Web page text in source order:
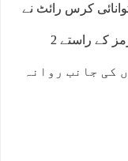
کرس رائٹ نے
کہا ہے کہ 24 گھنٹوں کے دوران آبنائے ہرمز کے راستے 2
کی جانب روانہ